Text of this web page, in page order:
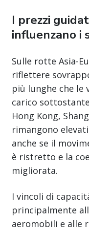
I prezzi
influenzano i
Sulle rotte Asia-
riflettere
più lunghe che le
carico
Hong Kong,
rimangono
anche se il
è ristretto e la
migliorata.
I vincoli di
principalmente
aeromobili e alle